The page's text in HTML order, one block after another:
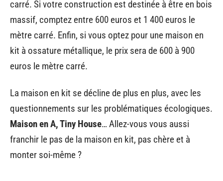
carré. Si votre construction est destinée à être en bois
massif, comptez entre 600 euros et 1 400 euros le
mètre carré. Enfin, si vous optez pour une maison en
kit à ossature métallique, le prix sera de 600 à 900
euros le mètre carré.
La maison en kit se décline de plus en plus, avec les
questionnements sur les problématiques écologiques.
Maison en A, Tiny House… Allez-vous vous aussi
franchir le pas de la maison en kit, pas chère et à
monter soi-même ?